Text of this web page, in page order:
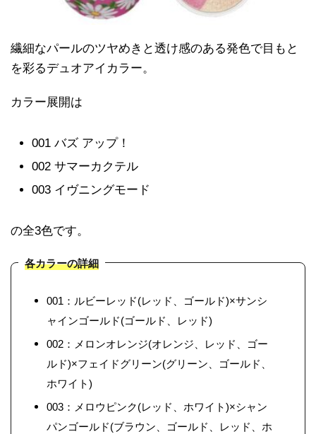
繊細なパールのツヤめきと透け感のある発色で目もと
を彩るデュオアイカラー。
カラー展開は
001 バズ アップ！
002 サマーカクテル
003 イヴニングモード
の全3色です。
各カラーの詳細
001：ルビーレッド(レッド、ゴールド)×サンシ
ャインゴールド(ゴールド、レッド)
002：メロンオレンジ(オレンジ、レッド、ゴー
ルド)×フェイドグリーン(グリーン、ゴールド、
ホワイト)
003：メロウピンク(レッド、ホワイト)×シャン
パンゴールド(ブラウン、ゴールド、レッド、ホ